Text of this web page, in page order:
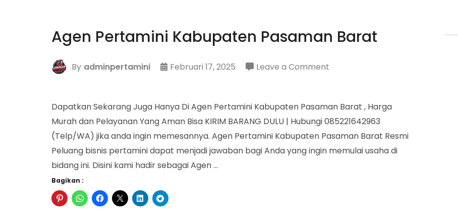
Agen Pertamini Kabupaten Pasaman Barat
By adminpertamini Februari 17, 2025 Leave a Commenton
Kabupaten
Pasaman
Barat
Dapatkan Sekarang Juga Hanya Di Agen Pertamini Kabupaten Pasaman Barat , Harga
Murah dan Pelayanan Yang Aman Bisa KIRIM BARANG DULU | Hubungi 085221642963
(Telp/WA) jika anda ingin memesannya. Agen Pertamini Kabupaten Pasaman Barat Resmi
Peluang bisnis pertamini dapat menjadi jawaban bagi Anda yang ingin memulai usaha di
bidang ini. Disini kami hadir sebagai Agen …
Bagikan :